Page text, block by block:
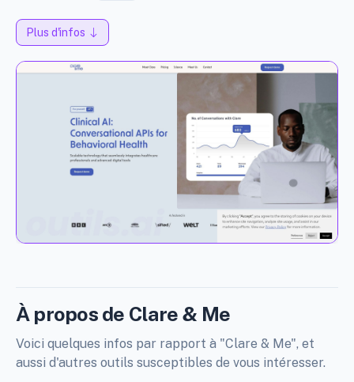
Plus d'infos
À propos de Clare & Me
Voici quelques infos par rapport à "Clare & Me", et
aussi d'autres outils susceptibles de vous intéresser.